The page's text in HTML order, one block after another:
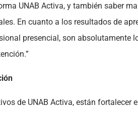
UNAB Activa, y también saber
En cuanto a los resultados de
presencial, son absolutamente
de UNAB Activa, están fortalecer